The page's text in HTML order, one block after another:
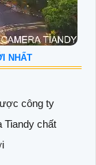
NHẤT
công ty
Tiandy chất